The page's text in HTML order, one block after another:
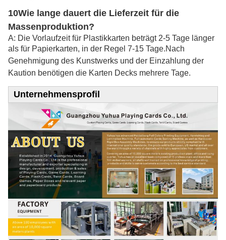
10Wie lange dauert die Lieferzeit für die
Massenproduktion?
A: Die Vorlaufzeit für Plastikkarten beträgt 2-5 Tage länger
als für Papierkarten, in der Regel 7-15 Tage.Nach
Genehmigung des Kunstwerks und der Einzahlung der
Kaution benötigen die Karten Decks mehrere Tage.
Unternehmensprofil